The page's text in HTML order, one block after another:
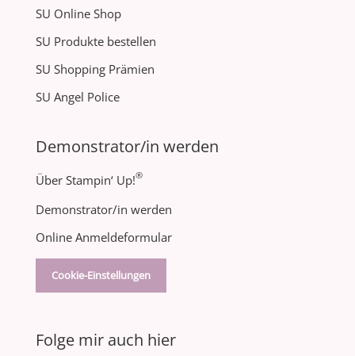
SU Online Shop
SU Produkte bestellen
SU Shopping Prämien
SU Angel Police
Demonstrator/in werden
Über Stampin‘ Up!®
Demonstrator/in werden
Online Anmeldeformular
Cookie-Einstellungen
Folge mir auch hier